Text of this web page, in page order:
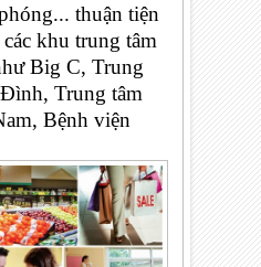
thuận tiện
khu trung tâm
Big C, Trung
Trung tâm
Bệnh viện